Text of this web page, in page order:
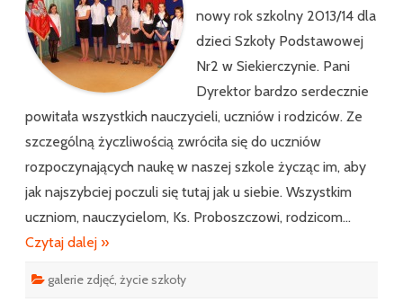
nowy rok szkolny 2013/14 dla
dzieci Szkoły Podstawowej
Nr2 w Siekierczynie. Pani
Dyrektor bardzo serdecznie
powitała wszystkich nauczycieli, uczniów i rodziców. Ze
szczególną życzliwością zwróciła się do uczniów
rozpoczynających naukę w naszej szkole życząc im, aby
jak najszybciej poczuli się tutaj jak u siebie. Wszystkim
uczniom, nauczycielom, Ks. Proboszczowi, rodzicom…
Czytaj dalej »
galerie zdjęć życie szkoły